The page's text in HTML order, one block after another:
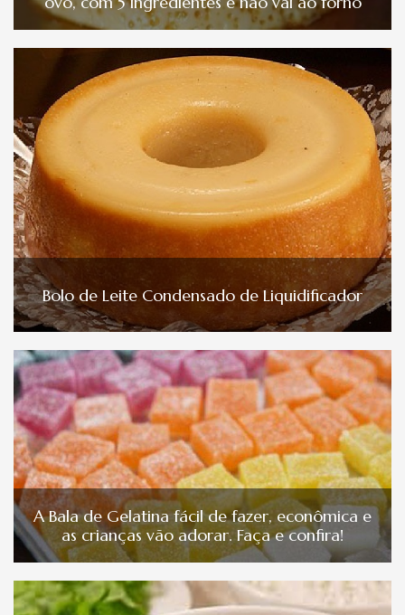
Bolo de Leite Condensado de Liquidificador
A Bala de Gelatina fácil de fazer, econômica e
as crianças vão adorar. Faça e confira!